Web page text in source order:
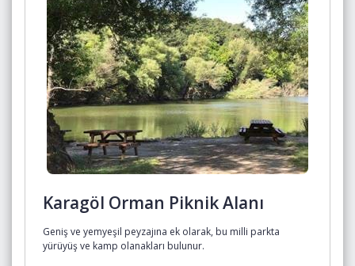
Karagöl Orman Piknik Alanı
Geniş ve yemyeşil peyzajına ek olarak, bu milli parkta
yürüyüş ve kamp olanakları bulunur.